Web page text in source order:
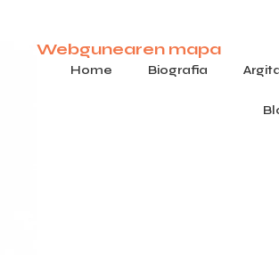
Webgunearen mapa
Home Biografia